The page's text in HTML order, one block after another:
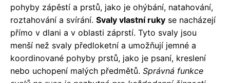
pohyby zápěstí a prstů, jako je ohýbání, natahování,
roztahování a svírání. Svaly vlastní ruky se nacházejí
přímo v dlani a v oblasti záprstí. Tyto svaly jsou
menší než svaly předloketní a umožňují jemné a
koordinované pohyby prstů, jako je psaní, kreslení
nebo uchopení malých předmětů. Správná funkce